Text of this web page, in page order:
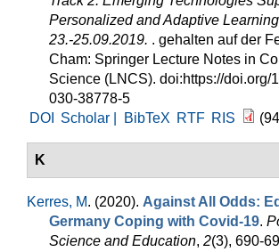
Personalized and Adaptive
23.-25.09.2019. . gehalten auf der
Cham: Springer Lecture Notes in
Science (LNCS). doi:https://doi.org/
030-38778-5
DOI
Scholar | BibTeX RTF RIS
K
Kerres, M. (2020). Against All Odds:
Germany Coping with Covid-19.
Science and Education, 2(3), 690-